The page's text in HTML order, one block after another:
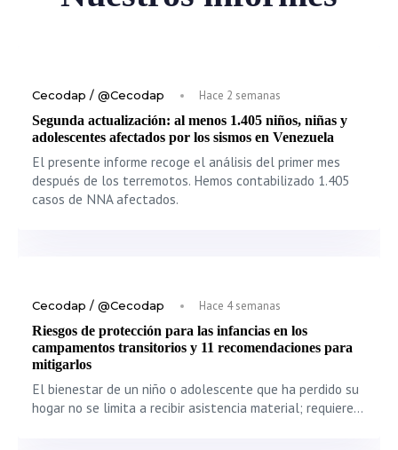
Cecodap / @Cecodap
Hace 2 semanas
Segunda actualización: al menos 1.405 niños, niñas y
adolescentes afectados por los sismos en Venezuela
El presente informe recoge el análisis del primer mes
después de los terremotos. Hemos contabilizado 1.405
casos de NNA afectados.
Cecodap / @Cecodap
Hace 4 semanas
Riesgos de protección para las infancias en los
campamentos transitorios y 11 recomendaciones para
mitigarlos
El bienestar de un niño o adolescente que ha perdido su
hogar no se limita a recibir asistencia material; requiere…